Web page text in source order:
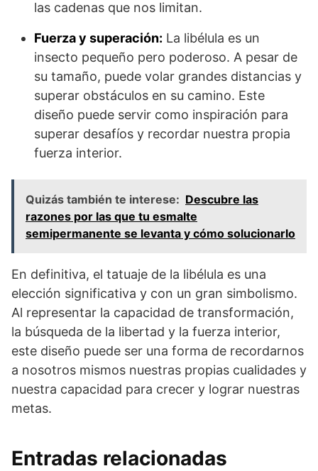
las cadenas que nos limitan.
Fuerza y superación: La libélula es un
insecto pequeño pero poderoso. A pesar de
su tamaño, puede volar grandes distancias y
superar obstáculos en su camino. Este
diseño puede servir como inspiración para
superar desafíos y recordar nuestra propia
fuerza interior.
Quizás también te interese: Descubre las
razones por las que tu esmalte
semipermanente se levanta y cómo solucionarlo
En definitiva, el tatuaje de la libélula es una
elección significativa y con un gran simbolismo.
Al representar la capacidad de transformación,
la búsqueda de la libertad y la fuerza interior,
este diseño puede ser una forma de recordarnos
a nosotros mismos nuestras propias cualidades y
nuestra capacidad para crecer y lograr nuestras
metas.
Entradas relacionadas